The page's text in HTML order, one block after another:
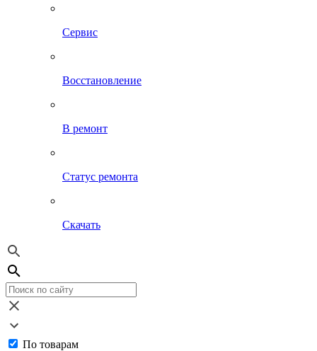
Сервис
Восстановление
В ремонт
Статус ремонта
Скачать
По товарам